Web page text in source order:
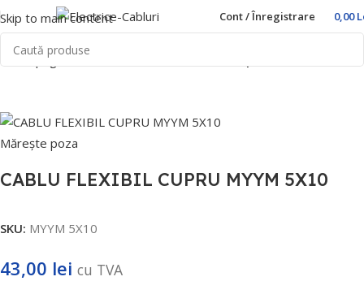
Skip to main content Cont / Înregistrare 0,00
Prima pagină
Mărește poza
CABLU FLEXIBIL CUPRU MYYM 5X10
SKU: MYYM 5X10
43,00 lei cu TVA